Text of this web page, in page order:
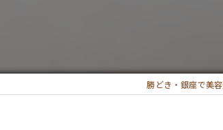
勝どき・銀座で美